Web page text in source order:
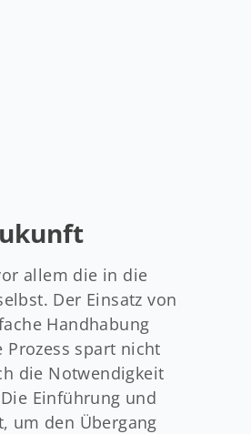
allem die in die
Der Einsatz von
Handhabung
spart nicht
die Notwendigkeit
Einführung und
um den Übergang